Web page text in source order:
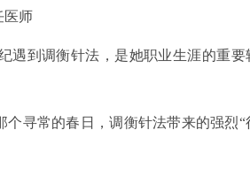
医师
遇到调衡针法，是她职业生涯的重要
寻常的春日，调衡针法带来的强烈“